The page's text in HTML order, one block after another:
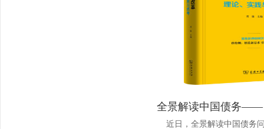
全景解读中国债务——
近日，全景解读中国债务